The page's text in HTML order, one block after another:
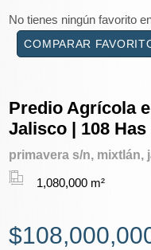
No tienes ningún favorito
COMPARAR
Predio Agrícola
Jalisco | 108
primavera s/n, mixtlán,
1,080,000 m²